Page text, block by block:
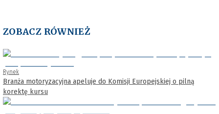
ZOBACZ RÓWNIEŻ
Rynek
Branża motoryzacyjna apeluje do Komisji Europejskiej o pilną
korektę kursu